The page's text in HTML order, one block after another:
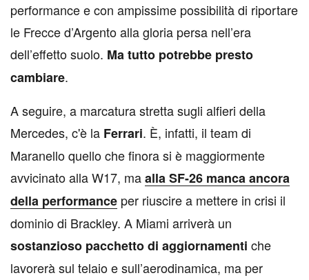
performance e con ampissime possibilità di riportare
le Frecce d’Argento alla gloria persa nell’era
dell’effetto suolo. Ma tutto potrebbe presto
cambiare.
A seguire, a marcatura stretta sugli alfieri della
Mercedes, c'è la Ferrari. È, infatti, il team di
Maranello quello che finora si è maggiormente
avvicinato alla W17, maalla SF-26 manca ancora
della performance per riuscire a mettere in crisi il
dominio di Brackley. A Miami arriverà un
sostanzioso pacchetto di aggiornamenti che
lavorerà sul telaio e sull’aerodinamica, ma per